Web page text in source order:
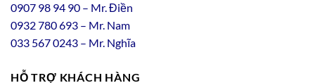
0907 98 94 90 – Mr. Điền
0932780693 – Mr. Nam
033 567 0243 – Mr. Nghĩa
HỖ TRỢ KHÁCH HÀNG